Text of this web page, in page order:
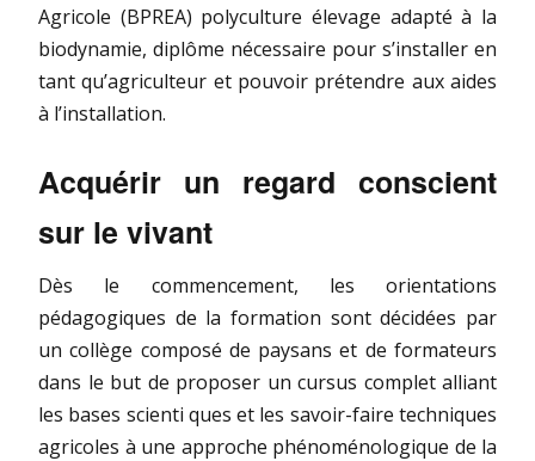
Agricole (BPREA) polyculture élevage adapté à la
biodynamie, diplôme nécessaire pour s’installer en
tant qu’agriculteur et pouvoir prétendre aux aides
à l’installation.
Acquérir un regard conscient
sur le vivant
Dès le commencement, les orientations
pédagogiques de la formation sont décidées par
un collège composé de paysans et de formateurs
dans le but de proposer un cursus complet alliant
les bases scienti ques et les savoir-faire techniques
agricoles à une approche phénoménologique de la